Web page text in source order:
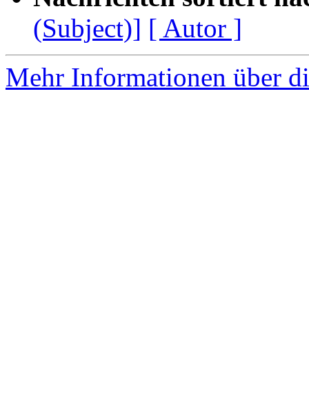
(Subject)] [ Autor ]
Mehr Informationen über